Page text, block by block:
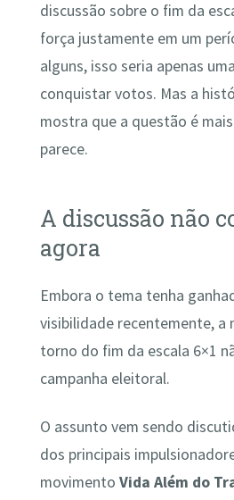
discussão sobre o fim da
força justamente em um
alguns, isso seria apenas
conquistar votos. Mas a
mostra que a questão é
parece.
A discussão não
agora
Embora o tema tenha
visibilidade recentemente, a
torno do fim da escala 6×1
campanha eleitoral.
O assunto vem sendo
dos principais
movimento Vida Além do